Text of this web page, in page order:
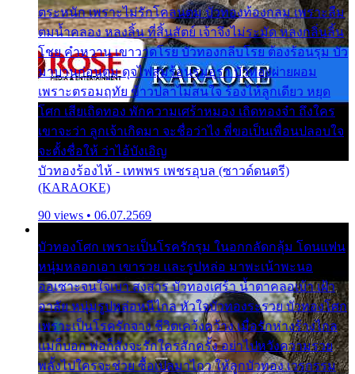
ตระหนัก เพราะไม่รักโคลนตม บัวทองท้องกลม เพราะลืม
ตมน้ำคลอง หลงลิ้น ที่สิ้นสัตย์ เจ้าจึงไม่ระมัด หลงกลิ่นลิ้น
โชย คำหวาน เขาวาดโรย บัวทองกลีบโรย ต้องร้อนรุม บัว
มาบานก่อนตูม ดุจไฟสุมร้อนรุมอุรา บัวทองผ่ายผอม
เพราะตรอมฤทัย ข้าวปลาไม่สนใจ ร้องไห้ลูกเดียว หยุด
โศก เสียเถิดทอง พักความเศร้าหมอง เถิดทองจ๋า ถึงใคร
เขาจะว่า ลูกเจ้าเกิดมา จะชื่อว่าไง พี่ขอเป็นเพื่อนปลอบใจ
จะตั้งชื่อให้ ว่าไอ้บังเอิญ
บัวทองร้องไห้ - เทพพร เพชรอุบล (ซาวด์ดนตรี)
(KARAOKE)
90 views • 06.07.2569
บัวทองโศก เพราะเป็นโรครักรุม ในอกกลัดกลุ้ม โดนแฟน
หนุ่มหลอกเอา เขารวย และรูปหล่อ มาพะเน้าพะนอ
ออเซาะจนใจเบา สงสาร บัวทองเศร้า น้ำตาคลอเบ้า เฝ้า
อาลัย หนุ่มรูปหล่อหนีไกล หัวใจบัวทองระรวย บัวทองโศก
เพราะเป็นโรครักจาง ชีวิตเคว้งคว้าง เมื่อรักห่างร้างไกล
แม่ก็บอก พ่อก็สั่งจะรักใครสักครั้ง อย่าไปหวังความรวย
พลั้งไปใครจะช่วย ซื้อเปลมาไกว ให้ลูกบัวทอง เวรกรรม